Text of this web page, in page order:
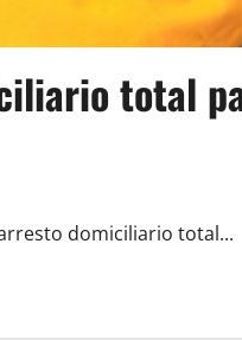
total
domiciliario total...